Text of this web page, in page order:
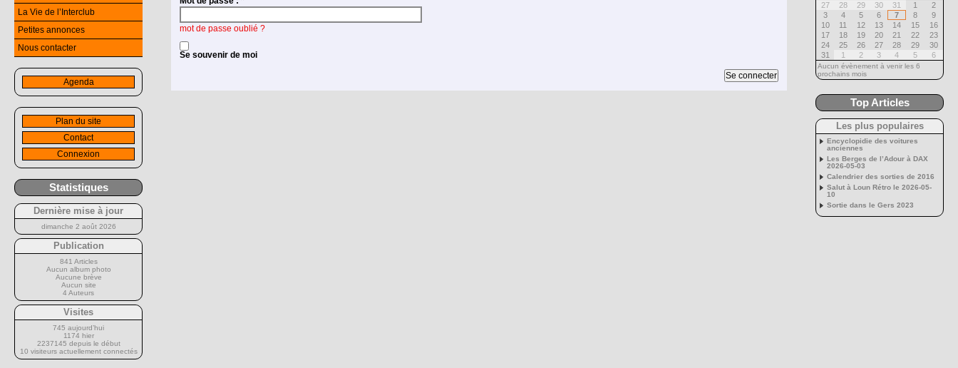
mot de passe oublié ?
Se souvenir de moi
La Vie de l’Interclub
Petites annonces
Nous contacter
Agenda
Plan du site
Contact
Connexion
Statistiques
Dernière mise à jour
dimanche 2 août 2026
Publication
841 Articles
Aucun album photo
Aucune brève
Aucun site
4 Auteurs
Visites
745 aujourd’hui
1174 hier
2237145 depuis le début
10 visiteurs actuellement connectés
27
28 29 30 31 1
2
3
4 5 6 7 8
9
10
11 12 13 14 15
16
17
18 19 20 21 22
23
24
25 26 27 28 29
30
31
1 2 3 4 5 6
Aucun évènement à venir les 6
prochains mois
Top Articles
Les plus populaires
Encyclopidie des voitures
anciennes
Les Berges de l’Adour à DAX
2026-05-03
Calendrier des sorties de 2016
Salut à Loun Rétro le 2026-05-
10
Sortie dans le Gers 2023